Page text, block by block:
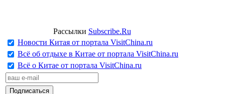
Рассылки Subscribe.Ru
Новости Китая от портала VisitChina.ru
Всё об отдыхе в Китае от портала VisitChina.ru
Всё о Китае от портала VisitChina.ru